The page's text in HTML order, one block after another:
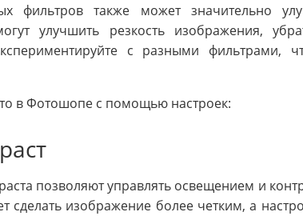
фильтров также может значительно
улучшить резкость изображения,
с разными фильтрами,
в Фотошопе с помощью настроек:
позволяют управлять освещением и
сделать изображение более четким, а